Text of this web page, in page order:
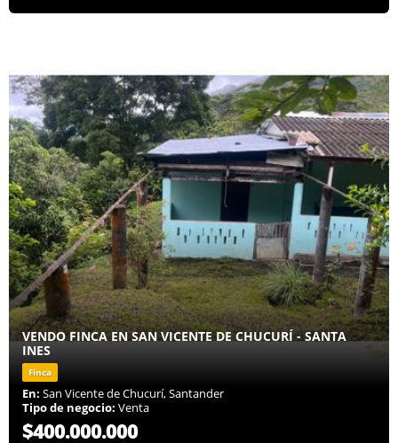
VENDO FINCA EN SAN VICENTE DE CHUCURÍ - SANTA
INES
Finca
En: San Vicente de Chucurí, Santander
Tipo de negocio: Venta
$400.000.000